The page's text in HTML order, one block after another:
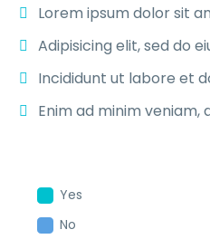
Lorem ipsum dolor sit
Adipisicing elit, sed do
Incididunt ut labore et
Enim ad minim
Yes
No